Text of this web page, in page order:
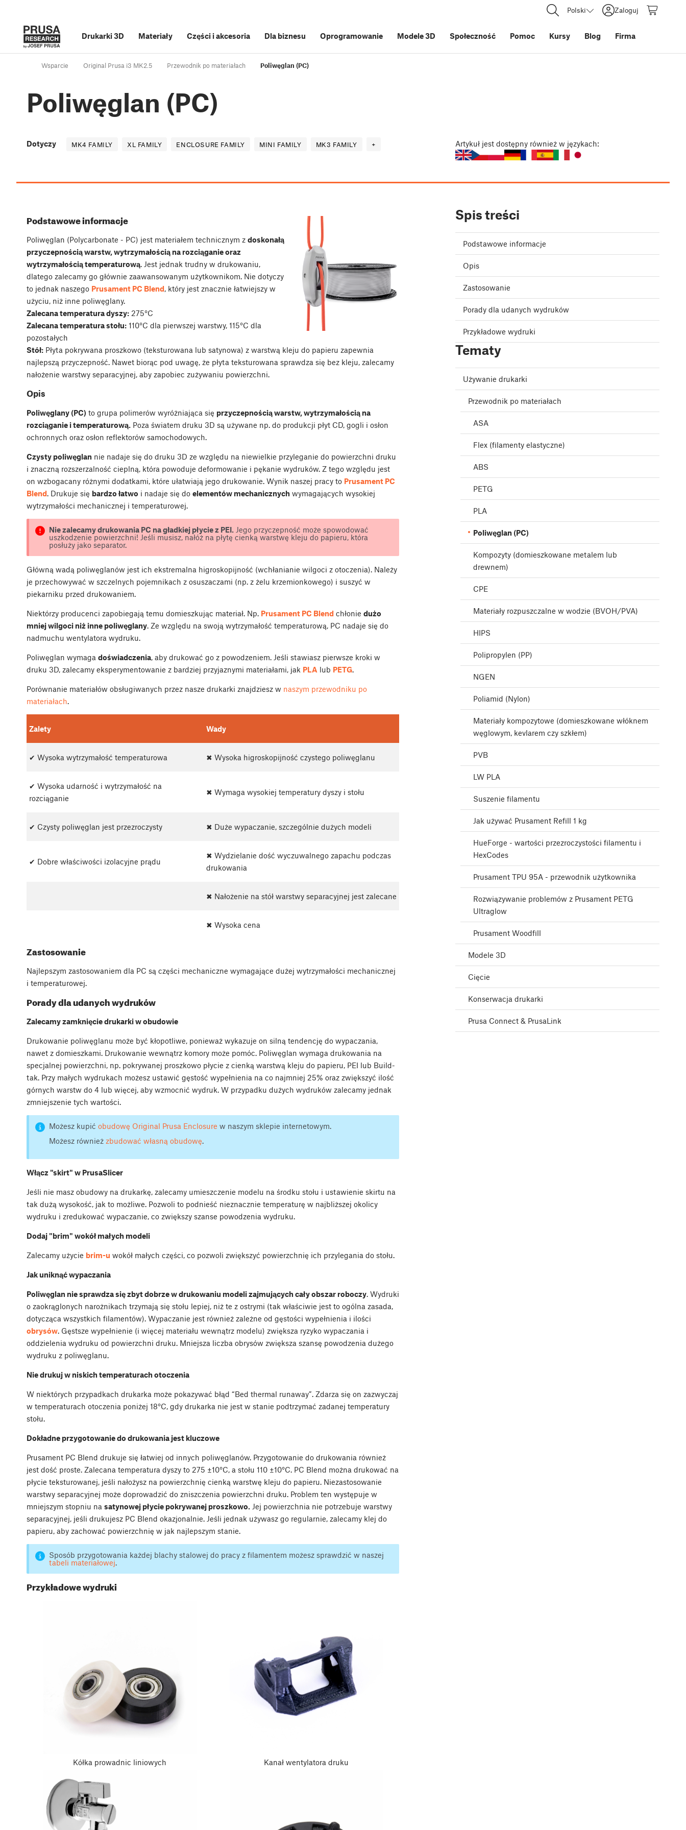
Polski Zaloguj
Drukarki 3D Materiały Części i akcesoria Dla biznesu Oprogramowanie Modele 3D Społeczność Pomoc Kursy Blog Firma
Wsparcie Original Prusa i3 MK2.5 Przewodnik po materiałach Poliwęglan (PC)
Poliwęglan (PC)
Dotyczy MK4 FAMILY XL FAMILY ENCLOSURE FAMILY MINI FAMILY MK3 FAMILY + Artykuł jest dostępny również w językach:
Podstawowe informacje
Poliwęglan (Polycarbonate - PC) jest materiałem technicznym z doskonałą
przyczepnością warstw, wytrzymałością na rozciąganie oraz
wytrzymałością temperaturową. Jest jednak trudny w drukowaniu,
dlatego zalecamy go głównie zaawansowanym użytkownikom. Nie dotyczy
to jednak naszego Prusament PC Blend, który jest znacznie łatwiejszy w
użyciu, niż inne poliwęglany.
Zalecana temperatura dyszy: 275°C
Zalecana temperatura stołu: 110°C dla pierwszej warstwy, 115°C dla
pozostałych
Stół: Płyta pokrywana proszkowo (teksturowana lub satynowa) z warstwą kleju do papieru zapewnia
najlepszą przyczepność. Nawet biorąc pod uwagę, że płyta teksturowana sprawdza się bez kleju, zalecamy
nałożenie warstwy separacyjnej, aby zapobiec zużywaniu powierzchni.
Opis
Poliwęglany (PC) to grupa polimerów wyróżniająca się przyczepnością warstw, wytrzymałością na
rozciąganie i temperaturową. Poza światem druku 3D są używane np. do produkcji płyt CD, gogli i osłon
ochronnych oraz osłon reflektorów samochodowych.
Czysty poliwęglan nie nadaje się do druku 3D ze względu na niewielkie przyleganie do powierzchni druku
i znaczną rozszerzalność cieplną, która powoduje deformowanie i pękanie wydruków. Z tego względu jest
on wzbogacany różnymi dodatkami, które ułatwiają jego drukowanie. Wynik naszej pracy to Prusament PC
Blend. Drukuje się bardzo łatwo i nadaje się do elementów mechanicznych wymagających wysokiej
wytrzymałości mechanicznej i temperaturowej.
Nie zalecamy drukowania PC na gładkiej płycie z PEI.Jego przyczepność może spowodować
uszkodzenie powierzchni! Jeśli musisz, nałóż na płytę cienką warstwę kleju do papieru, która
posłuży jako separator.
Główną wadą poliwęglanów jest ich ekstremalna higroskopijność (wchłanianie wilgoci z otoczenia). Należy
je przechowywać w szczelnych pojemnikach z osuszaczami (np. z żelu krzemionkowego) i suszyć w
piekarniku przed drukowaniem.
Niektórzy producenci zapobiegają temu domieszkując materiał. Np. Prusament PC Blend chłonie dużo
mniej wilgoci niż inne poliwęglany. Ze względu na swoją wytrzymałość temperaturową, PC nadaje się do
nadmuchu wentylatora wydruku.
Poliwęglan wymaga doświadczenia, aby drukować go z powodzeniem. Jeśli stawiasz pierwsze kroki w
druku 3D, zalecamy eksperymentowanie z bardziej przyjaznymi materiałami, jak PLA lub PETG.
Porównanie materiałów obsługiwanych przez nasze drukarki znajdziesz w naszym przewodniku po
materiałach.
Zalety Wady
✔ Wysoka wytrzymałość temperaturowa ✖ Wysoka higroskopijność czystego poliwęglanu
✔ Wysoka udarność i wytrzymałość na
rozciąganie
✖ Wymaga wysokiej temperatury dyszy i stołu
✔ Czysty poliwęglan jest przezroczysty ✖ Duże wypaczanie, szczególnie dużych modeli
✔ Dobre właściwości izolacyjne prądu
✖ Wydzielanie dość wyczuwalnego zapachu podczas
drukowania
✖ Nałożenie na stół warstwy separacyjnej jest zalecane
✖ Wysoka cena
Zastosowanie
Najlepszym zastosowaniem dla PC są części mechaniczne wymagające dużej wytrzymałości mechanicznej
i temperaturowej.
Porady dla udanych wydruków
Zalecamy zamknięcie drukarki w obudowie
Drukowanie poliwęglanu może być kłopotliwe, ponieważ wykazuje on silną tendencję do wypaczania,
nawet z domieszkami. Drukowanie wewnątrz komory może pomóc. Poliwęglan wymaga drukowania na
specjalnej powierzchni, np. pokrywanej proszkowo płycie z cienką warstwą kleju do papieru, PEI lub Build-
tak. Przy małych wydrukach możesz ustawić gęstość wypełnienia na co najmniej 25% oraz zwiększyć ilość
górnych warstw do 4 lub więcej, aby wzmocnić wydruk. W przypadku dużych wydruków zalecamy jednak
zmniejszenie tych wartości.
Możesz kupić obudowę Original Prusa Enclosure w naszym sklepie internetowym.
Możesz również zbudować własną obudowę.
Włącz "skirt" w PrusaSlicer
Jeśli nie masz obudowy na drukarkę, zalecamy umieszczenie modelu na środku stołu i ustawienie skirtu na
tak dużą wysokość, jak to możliwe. Pozwoli to podnieść nieznacznie temperaturę w najbliższej okolicy
wydruku i zredukować wypaczanie, co zwiększy szanse powodzenia wydruku.
Dodaj "brim" wokół małych modeli
Zalecamy użycie brim-u wokół małych części, co pozwoli zwiększyć powierzchnię ich przylegania do stołu.
Jak uniknąć wypaczania
Poliwęglan nie sprawdza się zbyt dobrze w drukowaniu modeli zajmujących cały obszar roboczy. Wydruki
o zaokrąglonych narożnikach trzymają się stołu lepiej, niż te z ostrymi (tak właściwie jest to ogólna zasada,
dotycząca wszystkich filamentów). Wypaczanie jest również zależne od gęstości wypełnienia i ilości
obrysów. Gęstsze wypełnienie (i więcej materiału wewnątrz modelu) zwiększa ryzyko wypaczania i
oddzielenia wydruku od powierzchni druku. Mniejsza liczba obrysów zwiększa szansę powodzenia dużego
wydruku z poliwęglanu.
Nie drukuj w niskich temperaturach otoczenia
W niektórych przypadkach drukarka może pokazywać błąd “Bed thermal runaway”. Zdarza się on zazwyczaj
w temperaturach otoczenia poniżej 18°C, gdy drukarka nie jest w stanie podtrzymać zadanej temperatury
stołu.
Dokładne przygotowanie do drukowania jest kluczowe
Prusament PC Blend drukuje się łatwiej od innych poliwęglanów. Przygotowanie do drukowania również
jest dość proste. Zalecana temperatura dyszy to 275 ±10°C, a stołu 110 ±10°C. PC Blend można drukować na
płycie teksturowanej, jeśli nałożysz na powierzchnię cienką warstwę kleju do papieru. Niezastosowanie
warstwy separacyjnej może doprowadzić do zniszczenia powierzchni druku. Problem ten występuje w
mniejszym stopniu na satynowej płycie pokrywanej proszkowo. Jej powierzchnia nie potrzebuje warstwy
separacyjnej, jeśli drukujesz PC Blend okazjonalnie. Jeśli jednak używasz go regularnie, zalecamy klej do
papieru, aby zachować powierzchnię w jak najlepszym stanie.
Sposób przygotowania każdej blachy stalowej do pracy z filamentem możesz sprawdzić w naszej
tabeli materiałowej.
Przykładowe wydruki
Kółka prowadnic liniowych Kanał wentylatora druku
Spis treści
Podstawowe informacje
Opis
Zastosowanie
Porady dla udanych wydruków
Przykładowe wydruki
Tematy
Używanie drukarki
Przewodnik po materiałach
ASA
Flex (filamenty elastyczne)
ABS
PETG
PLA
Poliwęglan (PC)
Kompozyty (domieszkowane metalem lub
drewnem)
CPE
Materiały rozpuszczalne w wodzie (BVOH/PVA)
HIPS
Polipropylen (PP)
NGEN
Poliamid (Nylon)
Materiały kompozytowe (domieszkowane włóknem
węglowym, kevlarem czy szkłem)
PVB
LW PLA
Suszenie filamentu
Jak używać Prusament Refill 1 kg
HueForge - wartości przezroczystości filamentu i
HexCodes
Prusament TPU 95A - przewodnik użytkownika
Rozwiązywanie problemów z Prusament PETG
Ultraglow
Prusament Woodfill
Modele 3D
Cięcie
Konserwacja drukarki
Prusa Connect & PrusaLink